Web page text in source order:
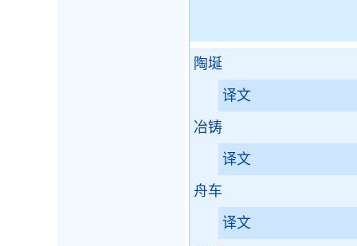
陶埏
译文
冶铸
译文
舟车
译文